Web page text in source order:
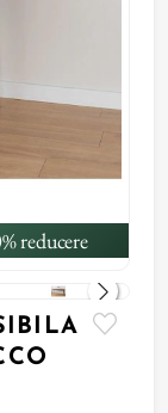
reducere